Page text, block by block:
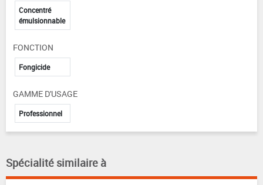
Concentré
émulsionnable
FONCTION
Fongicide
GAMME D'USAGE
Professionnel
Spécialité similaire à